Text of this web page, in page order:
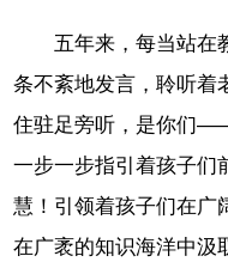
五年来，每当站在
条不紊地发言，聆听着
住驻足旁听，是你们
一步一步指引着孩子们
慧！引领着孩子们在广
在广袤的知识海洋中汲